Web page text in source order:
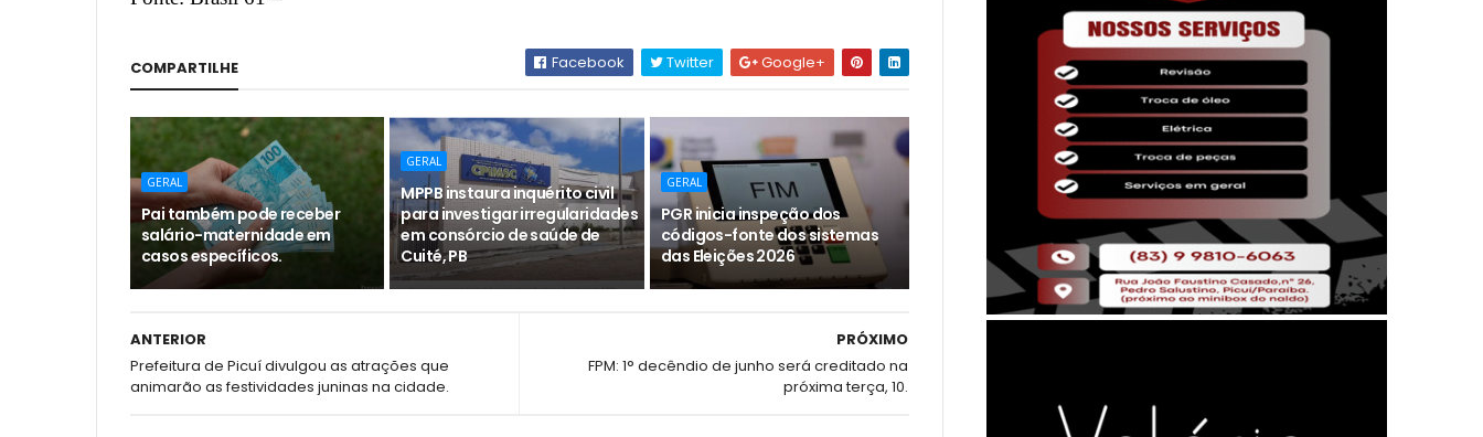
COMPARTILHE Facebook Twitter Google+
GERAL
Pai também pode receber
salário-maternidade em
casos específicos.
GERAL
MPPB instaura inquérito civil
para investigar irregularidades
em consórcio de saúde de
Cuité, PB
GERAL
PGR inicia inspeção dos
códigos-fonte dos sistemas
das Eleições 2026
PRÓXIMO
FPM: 1° decêndio de junho será creditado na
próxima terça, 10.
ANTERIOR
Prefeitura de Picuí divulgou as atrações que
animarão as festividades juninas na cidade.